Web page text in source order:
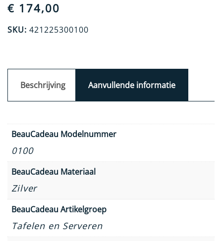
€ 174,00
SKU: 421225300100
Beschrijving Aanvullende informatie
BeauCadeau Modelnummer
0100
BeauCadeau Materiaal
Zilver
BeauCadeau Artikelgroep
Tafelen en Serveren